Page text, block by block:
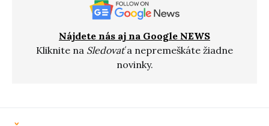
Nájdete nás aj na Google NEWS
Kliknite na Sledovaťa nepremeškáte žiadne
novinky.